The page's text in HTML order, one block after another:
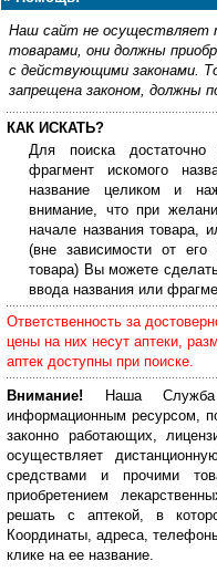
Наш сайт не осуществляет
товарами, они должны
с действующими законами.
запрещена законом, должны
КАК ИСКАТЬ?
Для поиска
фрагмент искомого
название целиком и
внимание, что при
начале названия товара,
(вне зависимости от его
товара) Вы можете
ввода названия или
Ответственность за
цены на них несут аптеки,
аптек доступны при поиске.
Внимание! Наша
информационным ресурсом,
законно работающих,
осуществляет
средствами и прочими
приобретением
решать с аптекой, в
Координаты, адреса,
клике на ее название.